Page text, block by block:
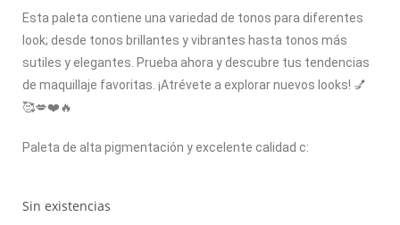
Esta paleta contiene una variedad de tonos para diferentes
look; desde tonos brillantes y vibrantes hasta tonos más
sutiles y elegantes. Prueba ahora y descubre tus tendencias
de maquillaje favoritas. ¡Atrévete a explorar nuevos looks! 💅
🥰💋❤️🔥
Paleta de alta pigmentación y excelente calidad c:
Sin existencias